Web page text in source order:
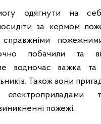
одягнути на
за кермом
побачили та
водночас важка та
Також вони
електроприладами
пожежі.